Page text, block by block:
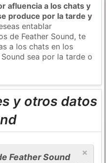
afluencia a los chats y
produce por la tarde y
entablar
de Feather Sound, te
a los chats en los
sea por la tarde o
y otros datos
×
Feather Sound